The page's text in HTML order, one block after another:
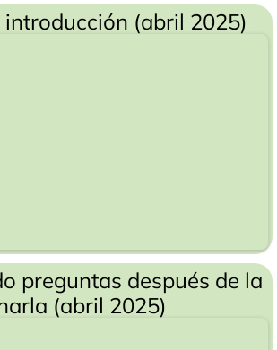
introducción (abril 2025)
preguntas después de la
(abril 2025)